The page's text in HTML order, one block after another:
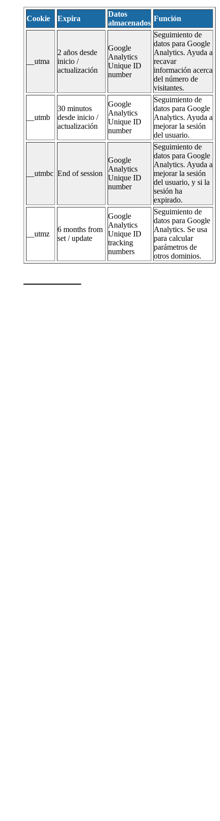
Cookie Expira
Datos
almacenados
Función
__utma
2 años desde
inicio /
actualización
Google
Analytics
Unique ID
number
Seguimiento de
datos para Google
Analytics. Ayuda a
recavar
información acerca
del número de
visitantes.
__utmb
30 minutos
desde inicio /
actualización
Google
Analytics
Unique ID
number
Seguimiento de
datos para Google
Analytics. Ayuda a
mejorar la sesión
del usuario.
__utmbc End of session
Google
Analytics
Unique ID
number
Seguimiento de
datos para Google
Analytics. Ayuda a
mejorar la sesión
del usuario, y si la
sesión ha
expirado.
__utmz
6 months from
set / update
Google
Analytics
Unique ID
tracking
numbers
Seguimiento de
datos para Google
Analytics. Se usa
para calcular
parámetros de
otros dominios.
———